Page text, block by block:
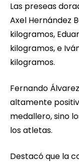
Las preseas
Axel Hernández
kilogramos,
kilogramos, e
kilogramos.
Fernando
altamente
medallero, sino
los atletas.
Destacó que la